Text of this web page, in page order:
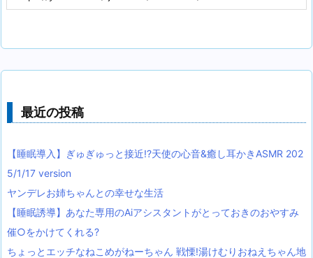
最近の投稿
【睡眠導入】ぎゅぎゅっと接近!?天使の心音&癒し耳かきASMR 202
5/1/17 version
ヤンデレお姉ちゃんとの幸せな生活
【睡眠誘導】あなた専用のAiアシスタントがとっておきのおやすみ
催○をかけてくれる?
ちょっとエッチなねこめがねーちゃん 戦慄!湯けむりおねえちゃん地